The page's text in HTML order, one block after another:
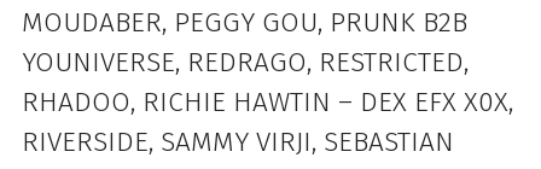
MOUDABER, PEGGY GOU, PRUNK B2B
YOUNIVERSE, REDRAGO, RESTRICTED,
RHADOO, RICHIE HAWTIN – DEX EFX X0X,
RIVERSIDE, SAMMY VIRJI, SEBASTIAN